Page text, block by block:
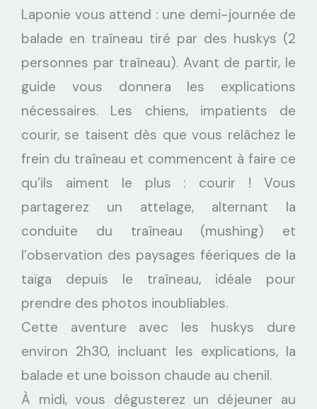
Laponie vous attend : une demi-journée de
balade en traîneau tiré par des huskys (2
personnes par traîneau). Avant de partir, le
guide vous donnera les explications
nécessaires. Les chiens, impatients de
courir, se taisent dès que vous relâchez le
frein du traîneau et commencent à faire ce
qu’ils aiment le plus : courir ! Vous
partagerez un attelage, alternant la
conduite du traîneau (mushing) et
l’observation des paysages féeriques de la
taïga depuis le traîneau, idéale pour
prendre des photos inoubliables.
Cette aventure avec les huskys dure
environ 2h30, incluant les explications, la
balade et une boisson chaude au chenil.
À midi, vous dégusterez un déjeuner au